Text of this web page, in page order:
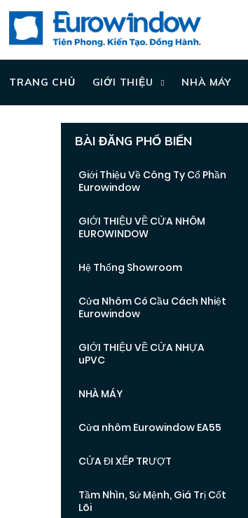
TRANG CHỦ GIỚI THIỆU NHÀ MÁY
BÀI ĐĂNG PHỔ BIẾN
Giới Thiệu Về Công Ty Cổ Phần
Eurowindow
GIỚI THIỆU VỀ CỬA NHÔM
EUROWINDOW
Hệ Thống Showroom
Cửa Nhôm Có Cầu Cách Nhiệt
Eurowindow
GIỚI THIỆU VỀ CỬA NHỰA
uPVC
NHÀ MÁY
Cửa nhôm Eurowindow EA55
CỬA ĐI XẾP TRƯỢT
Tầm Nhìn, Sứ Mệnh, Giá Trị Cốt
Lõi